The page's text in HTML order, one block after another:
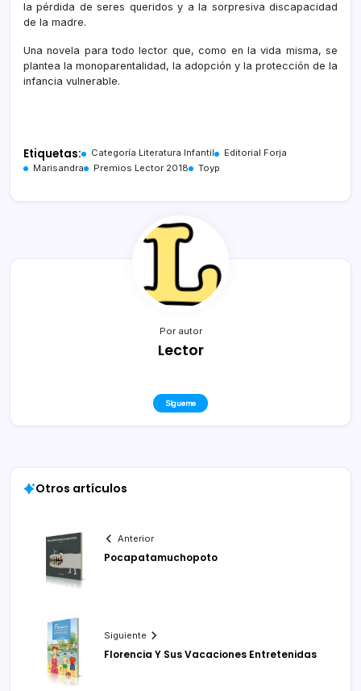
la pérdida de seres queridos y a la sorpresiva discapacidad
de la madre.
Una novela para todo lector que, como en la vida misma, se
plantea la monoparentalidad, la adopción y la protección de la
infancia vulnerable.
Etiquetas: Categoría Literatura Infantil
Editorial Forja
Marisandra
Premios Lector 2018 Toyp
Por autor
Lector
Sígueme
Otros artículos
Anterior
Pocapatamuchopoto
Siguiente
Florencia Y Sus Vacaciones Entretenidas